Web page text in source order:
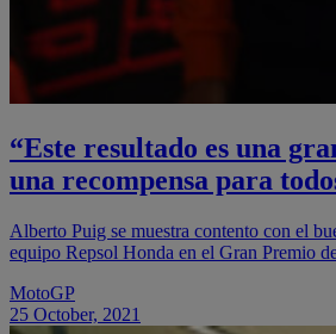
“Este resultado es una
una recompensa para
Alberto Puig se muestra contento con el
equipo Repsol Honda en el Gran Premio
MotoGP
25 October, 2021